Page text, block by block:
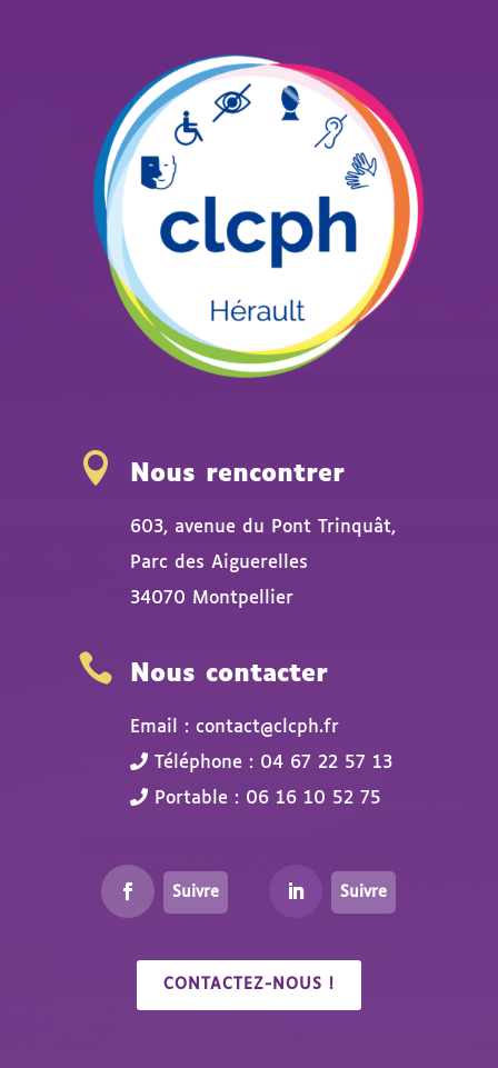
 Nous rencontrer
603, avenue du Pont Trinquât,
Parc des Aiguerelles
34070 Montpellier
 Nous contacter
Email : contact@clcph.fr
Téléphone : 04 67 22 57 13
Portable : 06 16 10 52 75
Suivre Suivre
CONTACTEZ-NOUS !